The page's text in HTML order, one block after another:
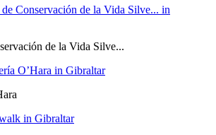
de la Vida Silve...